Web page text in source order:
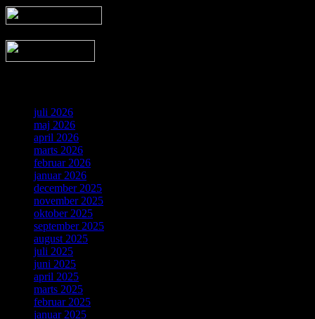
juli 2026
maj 2026
april 2026
marts 2026
februar 2026
januar 2026
december 2025
november 2025
oktober 2025
september 2025
august 2025
juli 2025
juni 2025
april 2025
marts 2025
februar 2025
januar 2025